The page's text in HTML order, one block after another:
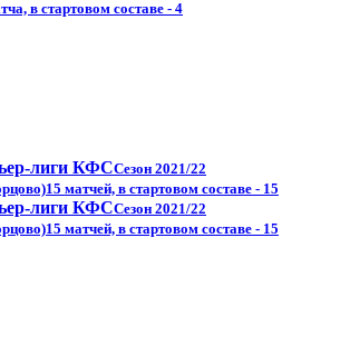
в стартовом составе - 4
лиги КФССезон 2021/22
15 матчей, в стартовом составе - 15
лиги КФССезон 2021/22
15 матчей, в стартовом составе - 15